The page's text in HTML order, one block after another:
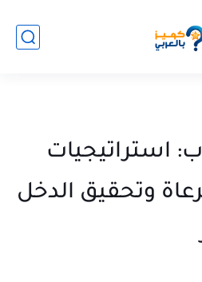
استراتيجيات
وتحقيق الدخل